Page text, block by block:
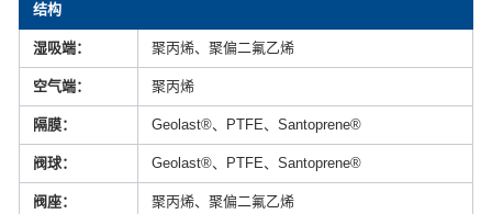
结构
湿吸端： 聚丙烯、聚偏二氟乙烯
空气端： 聚丙烯
隔膜： Geolast®、PTFE、Santoprene®
阀球： Geolast®、PTFE、Santoprene®
阀座： 聚丙烯、聚偏二氟乙烯